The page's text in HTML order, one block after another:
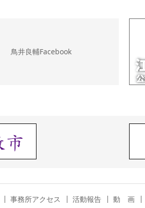
鳥井良輔Facebook
事務所アクセス 活動報告 動 画